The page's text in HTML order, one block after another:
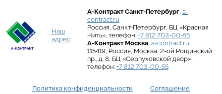
Наш
адрес:
А-Контракт Санкт-Петербург, a-
contract.ru
Россия, Санкт-Петербург, БЦ «Красная
Нить», телефон: +7 812 703-00-55
А-Контракт Москва, a-contract.ru
115419, Россия, Москва, 2-ой Рощинский
пр., д. 8, БЦ «Серпуховской двор»,
телефон: +7 812 703-00-55
Политика конфиденциальности Соглашение